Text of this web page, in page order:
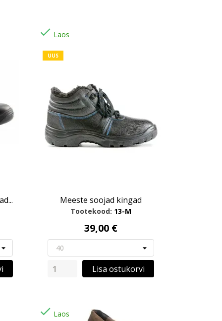
 Laos
UUS
Meeste soojad kingad
Tootekood: 13-M
39,00 €
Lisa ostukorvi
 Laos